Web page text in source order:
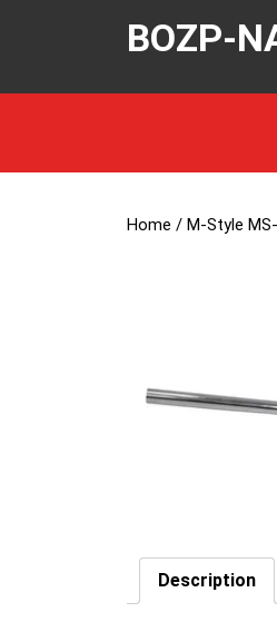
BOZP-
Home / M-Style
Description